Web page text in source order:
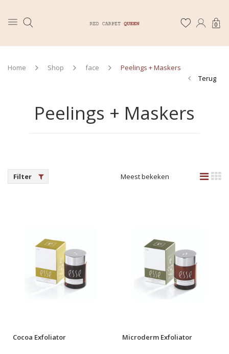
0
Home Shop face
Peelings + Maskers
Terug
Peelings + Maskers
Filter Meest bekeken
Cocoa Exfoliator Microderm Exfoliator